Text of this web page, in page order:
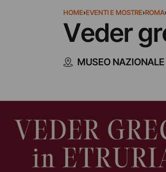
HOME›EVENTI E MOSTRE›ROMA›
Veder
MUSEO